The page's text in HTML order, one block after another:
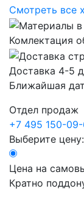
Смотреть все
Комлектация
Доставка 4-5
Ближайшая
Отдел продаж
+7 495 150-
Выберите цену:
Цена на
Кратно